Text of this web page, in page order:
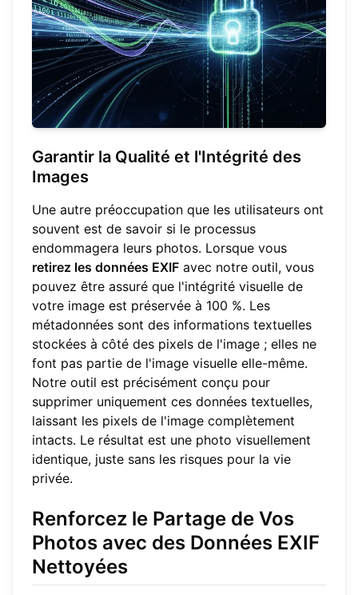
Garantir la Qualité et l'Intégrité des
Images
Une autre préoccupation que les utilisateurs ont
souvent est de savoir si le processus
endommagera leurs photos. Lorsque vous
retirez les données EXIF avec notre outil, vous
pouvez être assuré que l'intégrité visuelle de
votre image est préservée à 100 %. Les
métadonnées sont des informations textuelles
stockées à côté des pixels de l'image ; elles ne
font pas partie de l'image visuelle elle-même.
Notre outil est précisément conçu pour
supprimer uniquement ces données textuelles,
laissant les pixels de l'image complètement
intacts. Le résultat est une photo visuellement
identique, juste sans les risques pour la vie
privée.
Renforcez le Partage de Vos
Photos avec des Données EXIF
Nettoyées